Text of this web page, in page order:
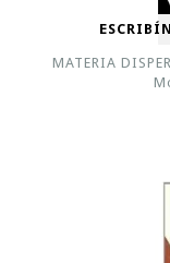
MATERIA